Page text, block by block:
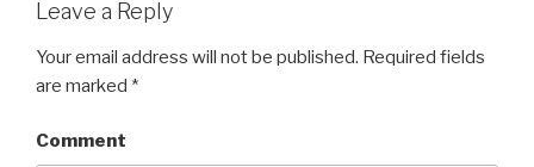
Leave a Reply
Your email address will not be published. Required fields
are marked *
Comment